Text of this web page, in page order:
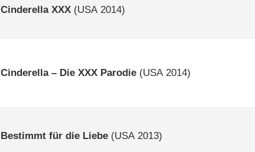
Cinderella XXX (USA2014)
Cinderella – Die XXX Parodie (USA2014)
Bestimmt für die Liebe (USA2013)